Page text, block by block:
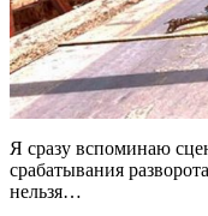
Я сразу вспоминаю
срабатывания
нельзя…